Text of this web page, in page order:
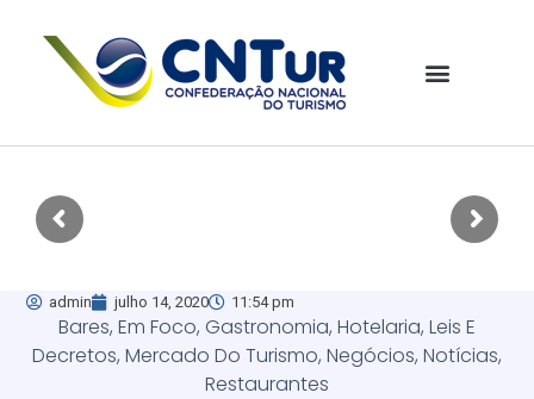
admin julho 14, 2020 11:54 pm
Bares, Em Foco, Gastronomia, Hotelaria, Leis E
Decretos, Mercado Do Turismo, Negócios, Notícias,
Restaurantes